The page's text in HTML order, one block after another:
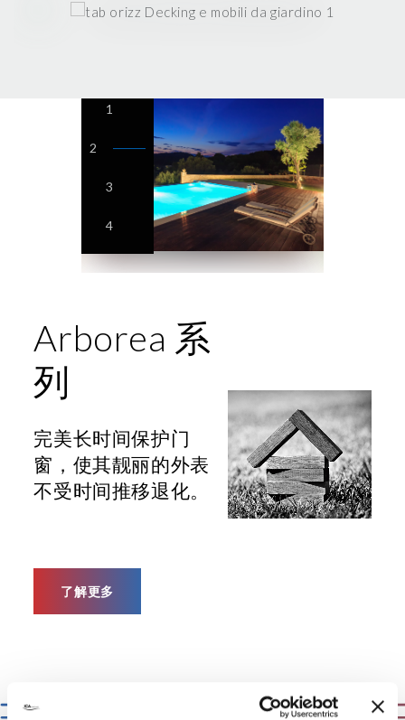
1
2
3
4
Arborea 系
列
完美长时间保护门
窗，使其靓丽的外表
不受时间推移退化。
了解更多